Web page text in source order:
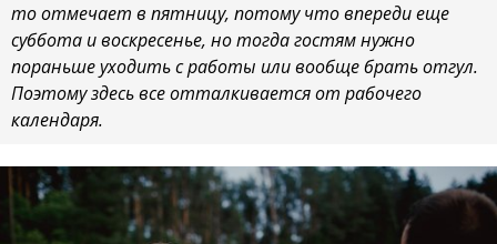
то отмечает в пятницу, потому что впереди еще
суббота и воскресенье, но тогда гостям нужно
пораньше уходить с работы или вообще брать отгул.
Поэтому здесь все отталкивается от рабочего
календаря.